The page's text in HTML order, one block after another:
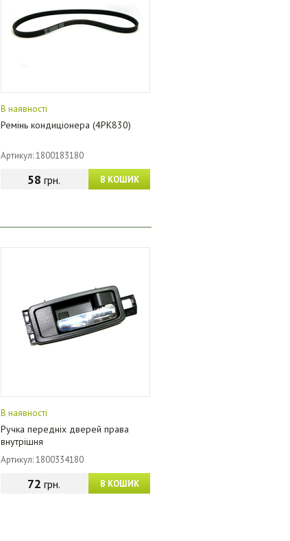
В наявності
Ремінь кондиціонера (4PK830)
Артикул: 1800183180
В КОШИК
58 грн.
В наявності
Ручка передніх дверей права
внутрішня
Артикул: 1800334180
В КОШИК
72 грн.